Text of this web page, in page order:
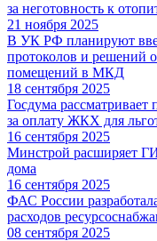
за неготовность к
21 ноября 2025
В УК РФ планируют
протоколов и решений
помещений в МКД
18 сентября 2025
Госдума рассматривает
за оплату ЖКХ для
16 сентября 2025
Минстрой расширяет
дома
16 сентября 2025
ФАС России
расходов
08 сентября 2025